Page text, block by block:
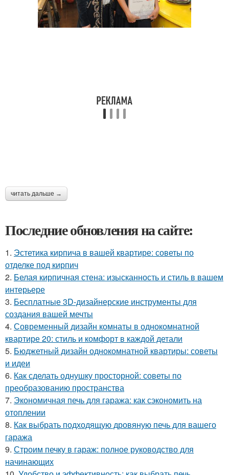
читать дальше →
Последние обновления на сайте:
1. Эстетика кирпича в вашей квартире: советы по
отделке под кирпич
2. Белая кирпичная стена: изысканность и стиль в вашем
интерьере
3. Бесплатные 3D-дизайнерские инструменты для
создания вашей мечты
4. Современный дизайн комнаты в однокомнатной
квартире 20: стиль и комфорт в каждой детали
5. Бюджетный дизайн однокомнатной квартиры: советы
и идеи
6. Как сделать однушку просторной: советы по
преобразованию пространства
7. Экономичная печь для гаража: как сэкономить на
отоплении
8. Как выбрать подходящую дровяную печь для вашего
гаража
9. Строим печку в гараж: полное руководство для
начинающих